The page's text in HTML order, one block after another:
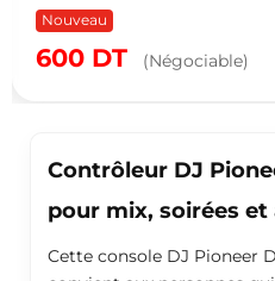
Nouveau
600 DT (Négociable)
Contrôleur DJ
pour mix, soirées
Cette console DJ Pioneer